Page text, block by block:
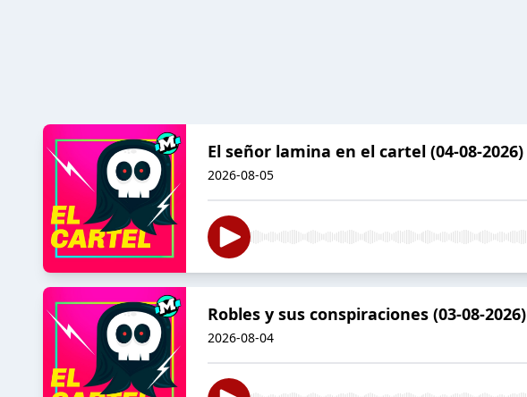
El señor lamina en el cartel (04-08-2026)
2026-08-05
Robles y sus conspiraciones (03-08-2026)
2026-08-04